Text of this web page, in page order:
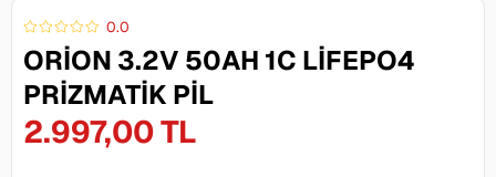
0.0
ORION 3.2V 50AH 1C LIFEPO4
PRIZMATIK PIL
2.997,00 TL